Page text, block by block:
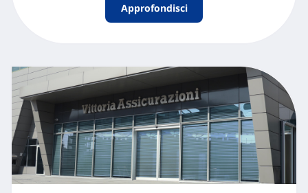
Approfondisci